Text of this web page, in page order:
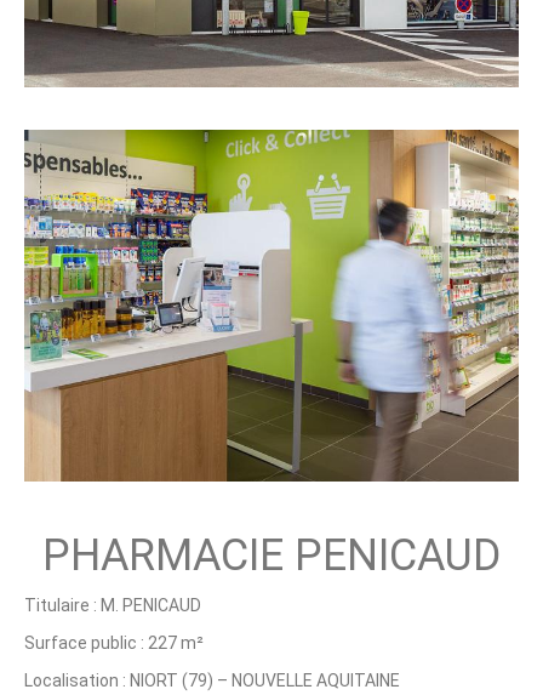
PHARMACIE PENICAUD
Titulaire : M. PENICAUD
Surface public : 227 m²
Localisation : NIORT (79) – NOUVELLE AQUITAINE